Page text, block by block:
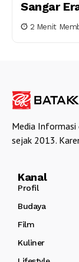
Sangar
2 Menit
Media
sejak 2013.
Kanal
Profil
Budaya
Film
Kuliner